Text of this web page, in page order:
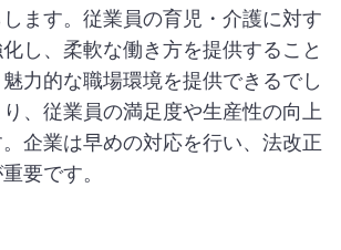
ます。従業員の育児・介護に対す
し、柔軟な働き方を提供すること
力的な職場環境を提供できるでし
、従業員の満足度や生産性の向上
企業は早めの対応を行い、法改正
要です。